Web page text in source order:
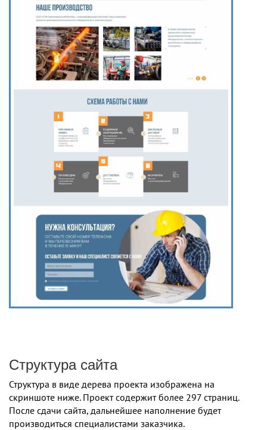
Структура сайта
Структура в виде дерева проекта изображена на
скриншоте ниже. Проект содержит более 297 страниц.
После сдачи сайта, дальнейшее наполнение будет
производиться специалистами заказчика.